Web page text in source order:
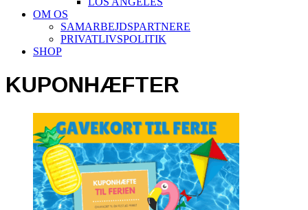
OM OS
SAMARBEJDSPARTNERE
PRIVATLIVSPOLITIK
SHOP
KUPONHÆFTER